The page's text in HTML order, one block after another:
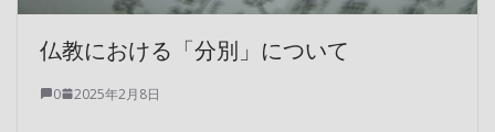
仏教における「分別」について
0 2025年2月8日